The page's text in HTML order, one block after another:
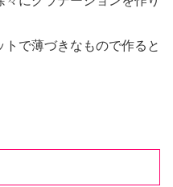
で薄づきなもので作ると